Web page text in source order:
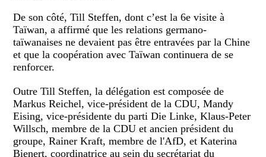
De son côté, Till Steffen, dont c’est la 6e visite à
Taïwan, a affirmé que les relations germano-
taïwanaises ne devaient pas être entravées par la Chine
et que la coopération avec Taïwan continuera de se
renforcer.
Outre Till Steffen, la délégation est composée de
Markus Reichel, vice-président de la CDU, Mandy
Eising, vice-présidente du parti Die Linke, Klaus-Peter
Willsch, membre de la CDU et ancien président du
groupe, Rainer Kraft, membre de l'AfD, et Katerina
Bienert, coordinatrice au sein du secrétariat du